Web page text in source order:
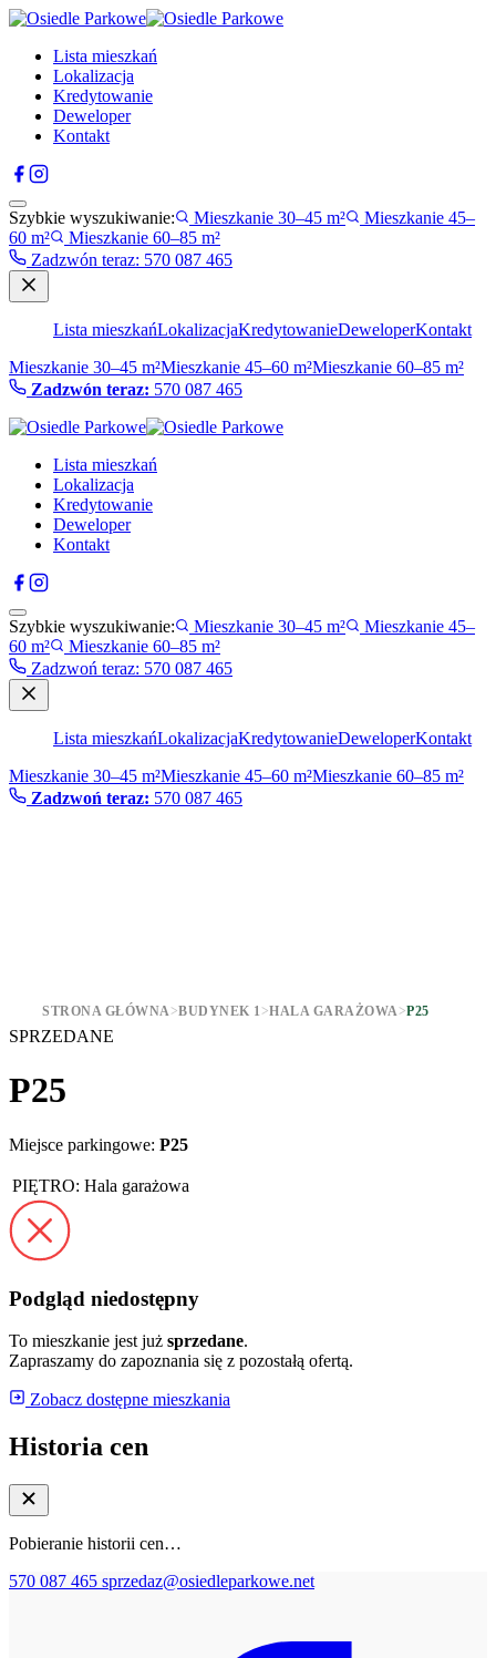
Lista mieszkań
Lokalizacja
Kredytowanie
Deweloper
Kontakt
Szybkie wyszukiwanie: Mieszkanie 30–45 m²
Mieszkanie 45–
60 m²
Mieszkanie 60–85 m²
Zadzwón teraz: 570 087 465
Lista mieszkańLokalizacjaKredytowanieDeweloperKontakt
Mieszkanie 30–45 m²Mieszkanie 45–60 m²Mieszkanie 60–85 m²
Zadzwón teraz: 570 087 465
Lista mieszkań
Lokalizacja
Kredytowanie
Deweloper
Kontakt
Szybkie wyszukiwanie: Mieszkanie 30–45 m²
Mieszkanie 45–
60 m²
Mieszkanie 60–85 m²
Zadzwoń teraz: 570 087 465
Lista mieszkańLokalizacjaKredytowanieDeweloperKontakt
Mieszkanie 30–45 m²Mieszkanie 45–60 m²Mieszkanie 60–85 m²
Zadzwoń teraz: 570 087 465
STRONA GŁÓWNA>BUDYNEK 1 >HALA GARAŻOWA>P25
SPRZEDANE
P25
Miejsce parkingowe: P25
PIĘTRO: Hala garażowa
Podgląd niedostępny
To mieszkanie jest już sprzedane.
Zapraszamy do zapoznania się z pozostałą ofertą.
Zobacz dostępne mieszkania
Historia cen
Pobieranie historii cen…
570 087 465 sprzedaz@osiedleparkowe.net